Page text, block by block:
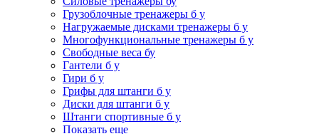
Грузоблочные тренажеры б у
Нагружаемые дисками тренажеры б у
Многофункциональные тренажеры б у
Свободные веса бу
Гантели б у
Гири б у
Грифы для штанги б у
Диски для штанги б у
Штанги спортивные б у
Показать еще